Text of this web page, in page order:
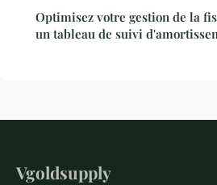
Optimisez votre gestion de la
un tableau de suivi
Vgoldsupply